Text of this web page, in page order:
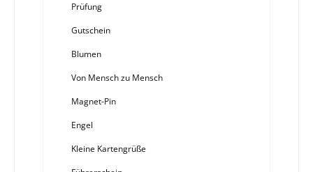
Prüfung
Gutschein
Blumen
Von Mensch zu Mensch
Magnet-Pin
Engel
Kleine Kartengrüße